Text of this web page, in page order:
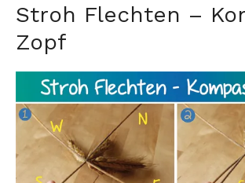
Stroh Flechten –
Zopf